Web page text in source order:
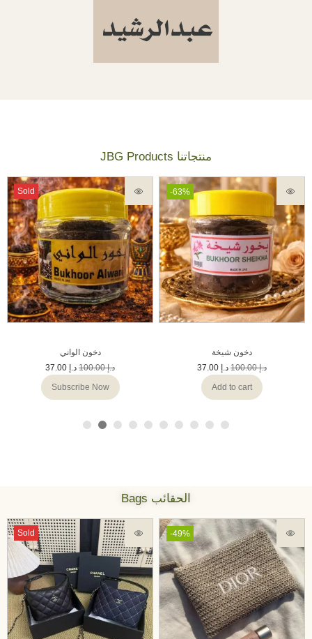
JBG Products منتجاتنا
Sold
دخون الواني
د.إ100.00 د.إ
Subscribe Now
-63%
دخون شيخة
د.إ100.00 د.إ
Add to cart
Bags الحقائب
Sold -49%